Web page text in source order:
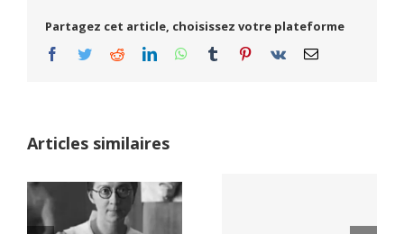
Partagez cet article, choisissez votre plateforme
Facebook
TwitterRedditLinkedInWhatsApp
Tumblr Pinterest
Vk Email
Articles similaires